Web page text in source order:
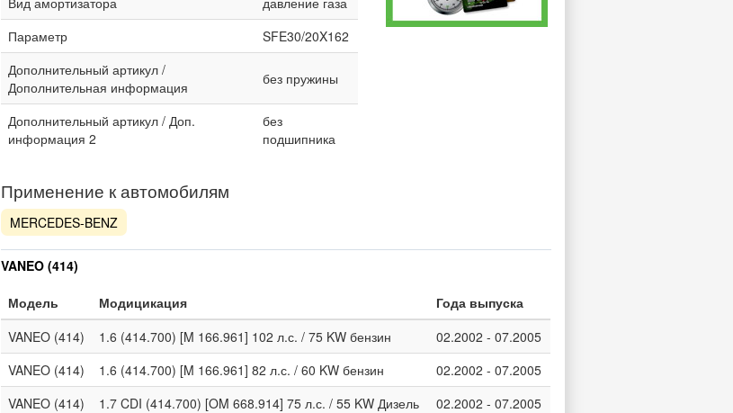
Параметр
SFE30/20X162
Дополнительный артикул /
Дополнительная информация
без пружины
Дополнительный артикул / Доп.
информация 2
без
подшипника
Применение к автомобилям
MERCEDES-BENZ
VANEO (414)
Модель Модицикация
Года выпуска
VANEO (414)
1.6 (414.700) [M 166.961] 102 л.с. / 75 KW бензин
02.2002 - 07.2005
VANEO (414)
1.6 (414.700) [M 166.961] 82 л.с. / 60 KW бензин
02.2002 - 07.2005
VANEO (414)
1.7 CDI (414.700) [OM 668.914] 75 л.с. / 55 KW Дизель
02.2002 - 07.2005